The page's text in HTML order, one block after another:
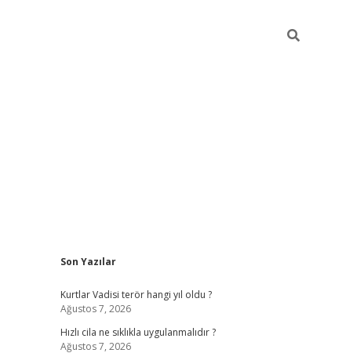
Sidebar
Son Yazılar
Kurtlar Vadisi terör hangi yıl oldu ?
Ağustos 7, 2026
Hızlı cila ne sıklıkla uygulanmalıdır ?
Ağustos 7, 2026